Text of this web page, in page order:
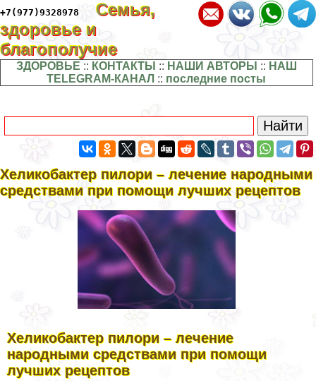
+7(977)9328978
Семья,
здоровье и
благополучие
ЗДОРОВЬЕ :: КОНТАКТЫ :: НАШИ АВТОРЫ :: НАШ
TELEGRAM-КАНАЛ :: последние посты
Хеликобактер пилори – лечение народными
средствами при помощи лучших рецептов
Хеликобактер пилори – лечение
народными средствами при помощи
лучших рецептов